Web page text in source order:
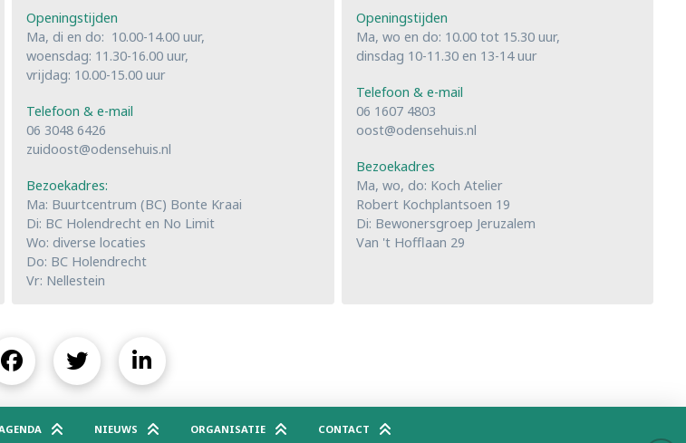
Openingstijden
Ma, di en do: 10.00-14.00 uur,
woensdag: 11.30-16.00 uur,
vrijdag: 10.00-15.00 uur
Telefoon & e-mail
06 3048 6426
zuidoost@odensehuis.nl
Bezoekadres:
Ma: Buurtcentrum (BC) Bonte Kraai
Di: BC Holendrecht en No Limit
Wo: diverse locaties
Do: BC Holendrecht
Vr: Nellestein
Openingstijden
Ma, wo en do: 10.00 tot 15.30 uur,
dinsdag 10-11.30 en 13-14 uur
Telefoon & e-mail
06 1607 4803
oost@odensehuis.nl
Bezoekadres
Ma, wo, do: Koch Atelier
Robert Kochplantsoen 19
Di: Bewonersgroep Jeruzalem
Van 't Hofflaan 29
NIEUWS ORGANISATIE CONTACT